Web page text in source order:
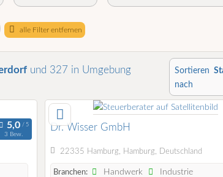
alle Filter entfernen
und 327 in Umgebung
Sortieren
nach
3 Bew.
Dr. Wisser GmbH
22335 Hamburg, Hamburg, Deutschland
Branchen: Handwerk
Industrie